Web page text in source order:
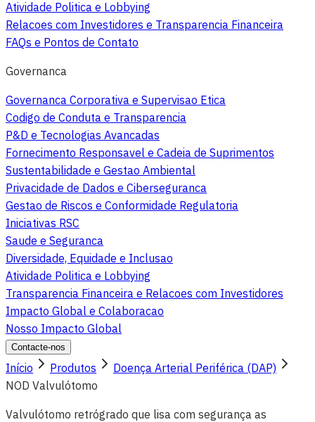
Atividade Politica e Lobbying
Relacoes com Investidores e Transparencia Financeira
FAQs e Pontos de Contato
Governanca
Governanca Corporativa e Supervisao Etica
Codigo de Conduta e Transparencia
P&D e Tecnologias Avancadas
Fornecimento Responsavel e Cadeia de Suprimentos
Sustentabilidade e Gestao Ambiental
Privacidade de Dados e Ciberseguranca
Gestao de Riscos e Conformidade Regulatoria
Iniciativas RSC
Saude e Seguranca
Diversidade, Equidade e Inclusao
Atividade Politica e Lobbying
Transparencia Financeira e Relacoes com Investidores
Impacto Global e Colaboracao
Nosso Impacto Global
Contacte-nos
Início Produtos
Doença Arterial Periférica (DAP)
NOD Valvulótomo
Valvulótomo retrógrado que lisa com segurança as